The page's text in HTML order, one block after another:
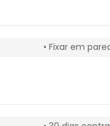
• Fixar em